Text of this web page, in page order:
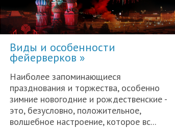
Виды и особенности
фейерверков
Наиболее запоминающиеся
празднования и торжества, особенно
зимние новогодние и рождественские -
это, безусловно, положительное,
волшебное настроение, которое вс...